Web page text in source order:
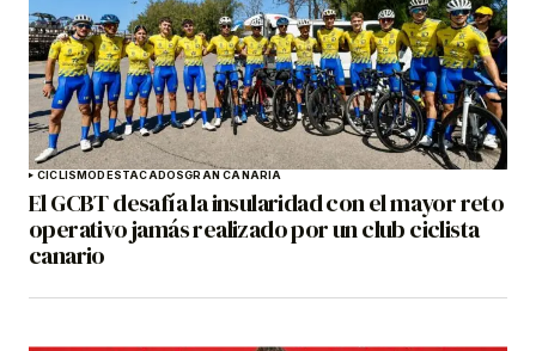
CICLISMO DESTACADOSGRAN CANARIA
El GCBT desafía la insularidad con el mayor reto
operativo jamás realizado por un club ciclista
canario